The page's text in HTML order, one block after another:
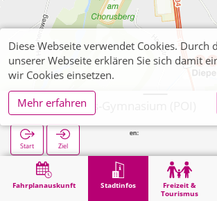
Fahrplanauskunft Stadtinfos
Freizeit &
Tourismus
Aachen, Pius-Gymnasium (POI)
Start Ziel
Nächste Haltestellen:
Stadtinfos Aachen, Pius-Gymnasium (POI)
Diese Webseite verwendet Cookies. Durch
unserer Webseite erklären Sie sich damit
wir Cookies einsetzen.
Mehr erfahren